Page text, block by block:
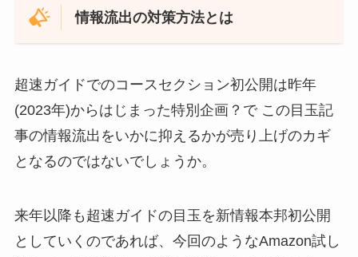
情報流出の対策方法とは
超速ガイドでのコースセクション初公開は昨年
(2023年)からはじまった特別企画？で この目玉記
事の情報流出をいかに抑えるかが売り上げのカギ
となるのではないでしょうか。
来年以降も超速ガイドの目玉を新情報本邦初公開
としていくのであれば、今回のようなAmazon試し